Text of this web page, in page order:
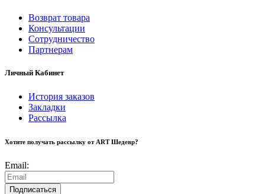
Возврат товара
Консультации
Сотрудничество
Партнерам
Личный Кабинет
История заказов
Закладки
Рассылка
Хотите получать рассылку от ART Шедевр?
Email:
Подписаться